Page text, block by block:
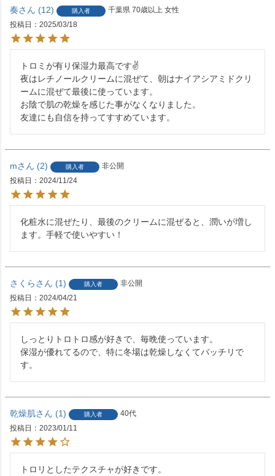
奏 12 購入者 千葉県 70歳以上 女性
投稿日
2025/03/18
トロミが有り保湿力最高です✌
夜はレチノールクリームに混ぜて、朝はナイアシアミドクリ
ームに混ぜて最後に使っています。
お陰で肌の乾燥を感じた事がなくなりました。
友達にも自信を持ってすすめています。
m 2 購入者
非公開
投稿日
2024/11/24
化粧水に混ぜたり、最後のクリームに混ぜると、潤いが増し
ます。手軽で使いやすい！
さくら 1 購入者
非公開
投稿日
2024/04/21
しっとりトロトロ感が好きで、毎晩使っています。
保湿が優れてるので、特に冬場は乾燥しなくてバッチリで
す。
乾燥肌 1 購入者
40代
投稿日
2023/01/11
トロリとしたテクスチャが好きです。